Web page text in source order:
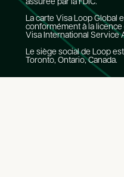
assurée par la FDIC.
La carte Visa Loop Global
conformément à la
Visa International Service
Le siège social de Loop
Toronto, Ontario, Canada.